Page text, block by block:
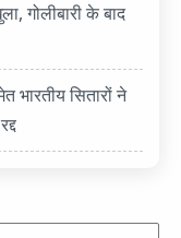
गोलीबारी के बाद
भारतीय सितारों ने